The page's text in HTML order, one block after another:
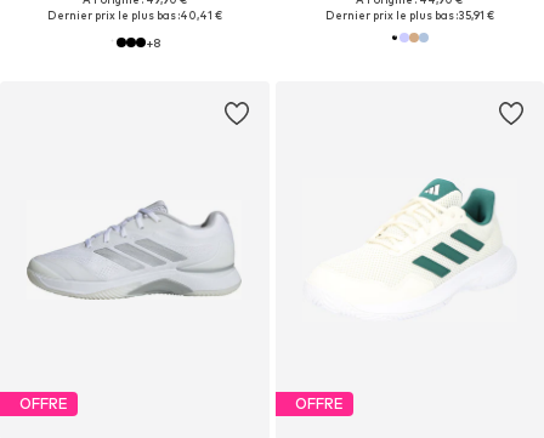
Dernier prix le plus bas :40,41 €
+8
Dernier prix le plus bas :35,91 €
OFFRE OFFRE